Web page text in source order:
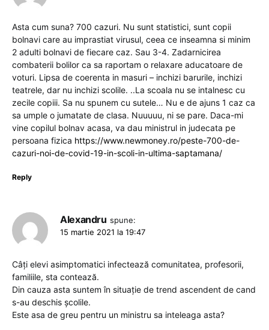
Asta cum suna? 700 cazuri. Nu sunt statistici, sunt copii
bolnavi care au imprastiat virusul, ceea ce inseamna si minim
2 adulti bolnavi de fiecare caz. Sau 3-4. Zadarnicirea
combaterii bolilor ca sa raportam o relaxare aducatoare de
voturi. Lipsa de coerenta in masuri – inchizi barurile, inchizi
teatrele, dar nu inchizi scolile. ..La scoala nu se intalnesc cu
zecile copiii. Sa nu spunem cu sutele… Nu e de ajuns 1 caz ca
sa umple o jumatate de clasa. Nuuuuu, ni se pare. Daca-mi
vine copilul bolnav acasa, va dau ministrul in judecata pe
persoana fizica https://www.newmoney.ro/peste-700-de-
cazuri-noi-de-covid-19-in-scoli-in-ultima-saptamana/
Reply
Alexandru spune:
15 martie 2021 la 19:47
Câți elevi asimptomatici infectează comunitatea, profesorii,
familiile, sta contează.
Din cauza asta suntem în situație de trend ascendent de cand
s-au deschis școlile.
Este asa de greu pentru un ministru sa inteleaga asta?